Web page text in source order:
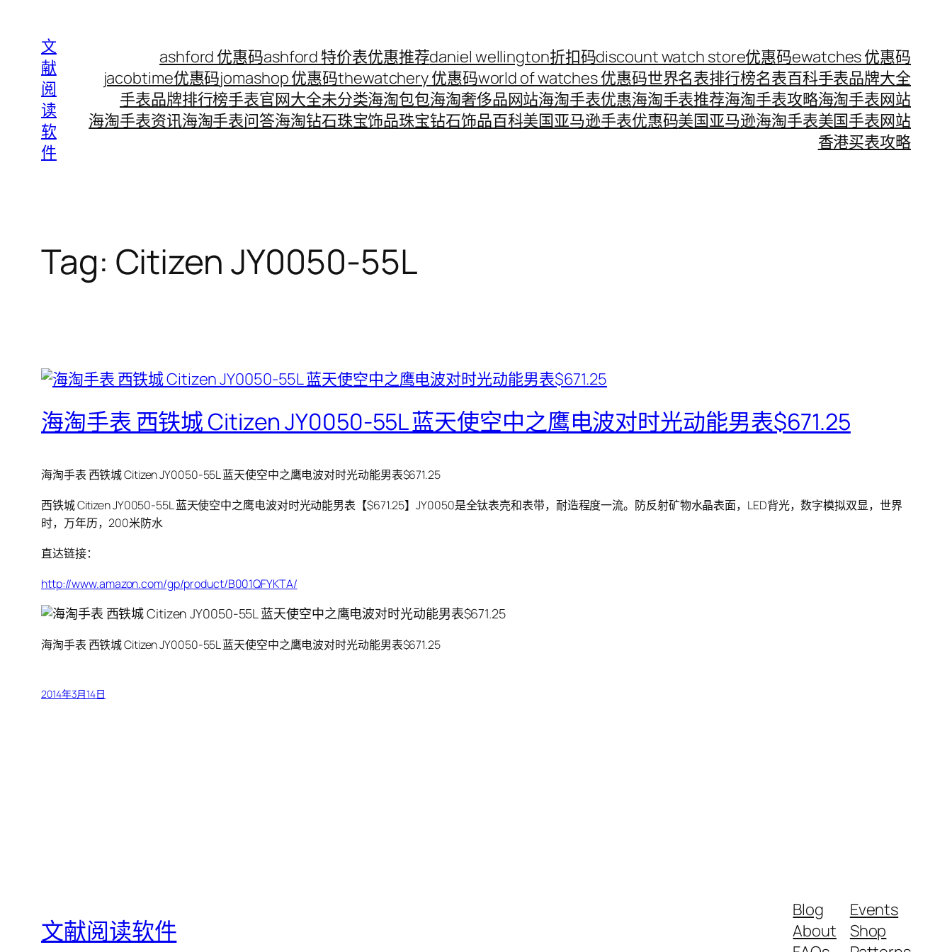
content
文
献
阅
读
软
件
ashford 优惠码ashford 特价表优惠推荐daniel wellington折扣码discount watch store优惠码ewatches 优惠码
jacobtime优惠码jomashop 优惠码thewatchery 优惠码world of watches 优惠码世界名表排行榜名表百科手表品牌大全
手表品牌排行榜手表官网大全未分类海淘包包海淘奢侈品网站海淘手表优惠海淘手表推荐海淘手表攻略海淘手表网站
海淘手表资讯海淘手表问答海淘钻石珠宝饰品珠宝钻石饰品百科美国亚马逊手表优惠码美国亚马逊海淘手表美国手表网站
香港买表攻略
Tag: Citizen JY0050-55L
海淘手表 西铁城 Citizen JY0050-55L 蓝天使空中之鹰电波对时光动能男表$671.25
海淘手表 西铁城 Citizen JY0050-55L 蓝天使空中之鹰电波对时光动能男表$671.25
西铁城 Citizen JY0050-55L 蓝天使空中之鹰电波对时光动能男表【$671.25】JY0050是全钛表壳和表带，耐造程度一流。防反射矿物水晶表面，LED背光，数字模拟双显，世界
时，万年历，200米防水
直达链接：
http://www.amazon.com/gp/product/B001QFYKTA/
海淘手表 西铁城 Citizen JY0050-55L 蓝天使空中之鹰电波对时光动能男表$671.25
2014年3月14日
文献阅读软件
Blog
About
Events
Shop